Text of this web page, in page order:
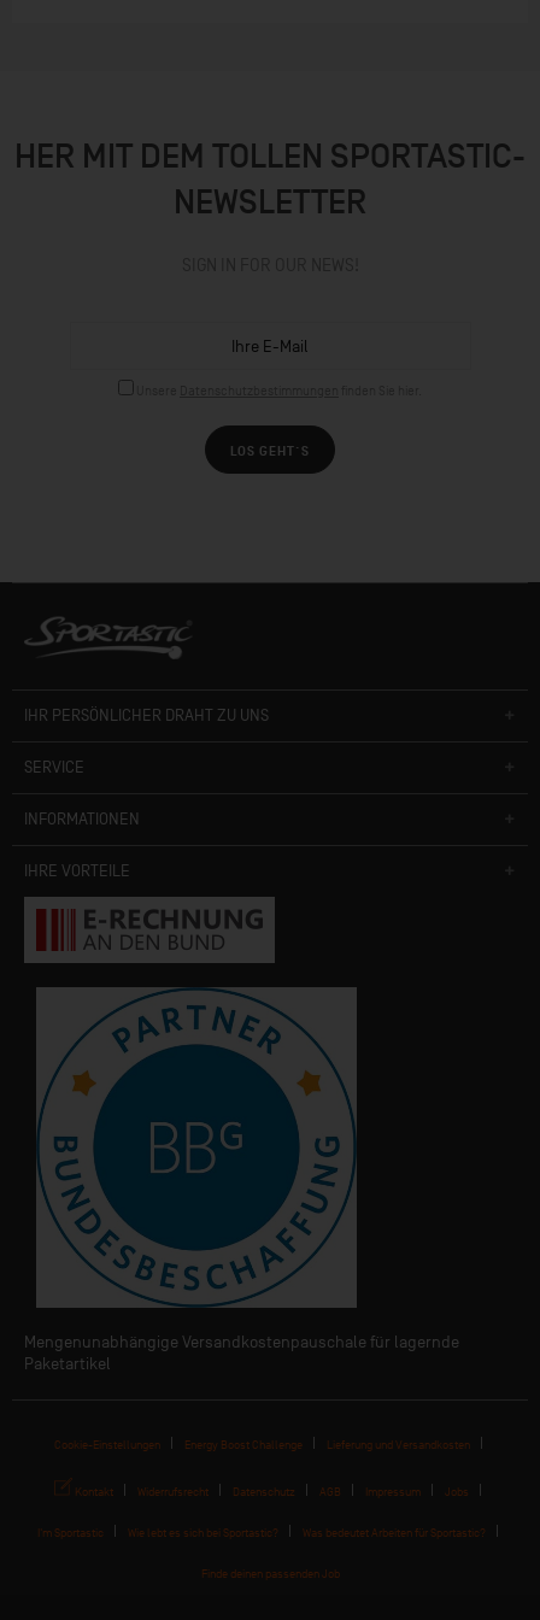
HER MIT DEM TOLLEN SPORTASTIC-
NEWSLETTER
LOS GEHT´S
IHR PERSÖNLICHER DRAHT ZU UNS
SERVICE
INFORMATIONEN
IHRE VORTEILE
Mengenunabhängige Versandkostenpauschale für lagernde
Paketartikel
Cookie-Einstellungen Energy Boost Challenge Lieferung und Versandkosten
Kontakt Widerrufsrecht Datenschutz AGB Impressum Jobs
I'm Sportastic Wie lebt es sich bei Sportastic? Was bedeutet Arbeiten für Sportastic?
Finde deinen passenden Job